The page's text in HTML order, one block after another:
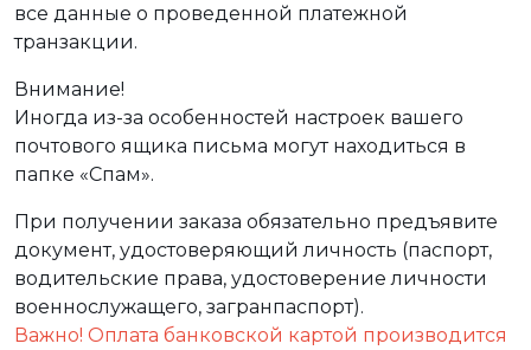
все данные о проведенной платежной
транзакции.
Внимание!
Иногда из-за особенностей настроек вашего
почтового ящика письма могут находиться в
папке «Спам».
При получении заказа обязательно предъявите
документ, удостоверяющий личность (паспорт,
водительские права, удостоверение личности
военнослужащего, загранпаспорт).
Важно! Оплата банковской картой производится